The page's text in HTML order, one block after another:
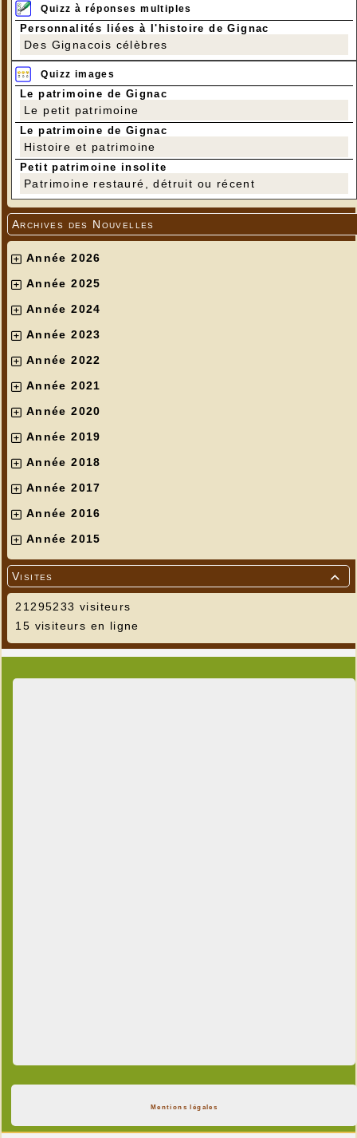
Quizz à réponses multiples
Personnalités liées à l'histoire de Gignac
Des Gignacois célèbres
Quizz images
Le patrimoine de Gignac
Le petit patrimoine
Le patrimoine de Gignac
Histoire et patrimoine
Petit patrimoine insolite
Patrimoine restauré, détruit ou récent
Archives des Nouvelles
Année 2026
Année 2025
Année 2024
Année 2023
Année 2022
Année 2021
Année 2020
Année 2019
Année 2018
Année 2017
Année 2016
Année 2015

Visites
21295233 visiteurs
15 visiteurs en ligne
Mentions légales